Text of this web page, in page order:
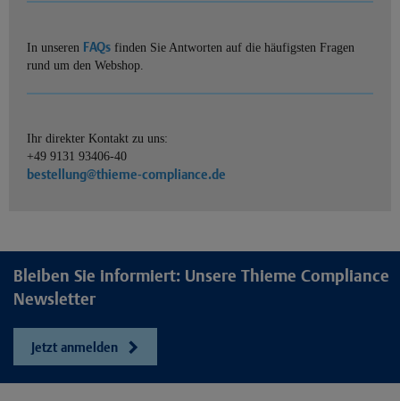
In unseren FAQs finden Sie Antworten auf die häufigsten Fragen
rund um den Webshop.
Ihr direkter Kontakt zu uns:
+49 9131 93406-40
bestellung@thieme-compliance.de
Bleiben Sie informiert: Unsere Thieme Compliance
Newsletter
Jetzt anmelden